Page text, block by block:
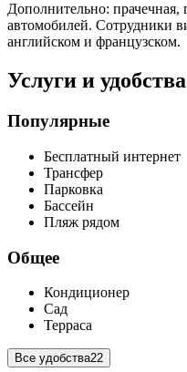
Дополнительно: прачечная,
автомобилей. Сотрудники
английском и французском.
Услуги и удобства
Популярные
Бесплатный интернет
Трансфер
Парковка
Бассейн
Пляж рядом
Общее
Кондиционер
Сад
Терраса
Все удобства22